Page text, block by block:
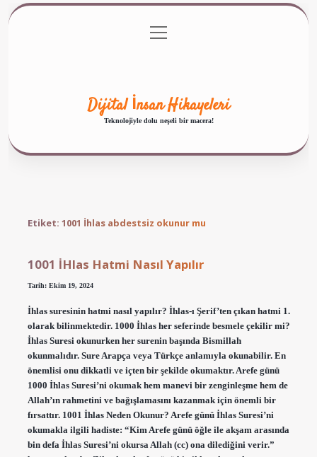
Gizlilik Politikası
menüyü
aç
Dijital İnsan Hikayeleri
Teknolojiyle dolu neşeli bir macera!
Etiket: 1001 İhlas abdestsiz okunur mu
1001 İHlas Hatmi Nasıl Yapılır
Tarih: Ekim 19, 2024
İhlas suresinin hatmi nasıl yapılır? İhlas-ı Şerif’ten çıkan hatmi 1.
olarak bilinmektedir. 1000 İhlas her seferinde besmele çekilir mi?
İhlas Suresi okunurken her surenin başında Bismillah
okunmalıdır. Sure Arapça veya Türkçe anlamıyla okunabilir. En
önemlisi onu dikkatli ve içten bir şekilde okumaktır. Arefe günü
1000 İhlas Suresi’ni okumak hem manevi bir zenginleşme hem de
Allah’ın rahmetini ve bağışlamasını kazanmak için önemli bir
fırsattır. 1001 İhlas Neden Okunur? Arefe günü İhlas Suresi’ni
okumakla ilgili hadiste: “Kim Arefe günü öğle ile akşam arasında
bin defa İhlas Suresi’ni okursa Allah (cc) ona dilediğini verir.”